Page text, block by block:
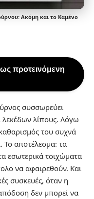
Ακόμη και το Καμένο
προτεινόμενη
συσσωρεύει
λίπους. Λόγω
του συχνά
Το αποτέλεσμα: τα
εσωτερικά τοιχώματα
να αφαιρεθούν. Και
συσκευές, όταν η
δεν μπορεί να